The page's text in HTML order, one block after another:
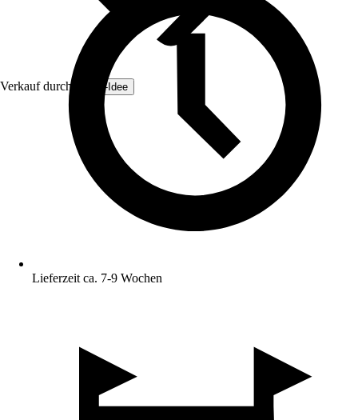
Verkauf durch: Zaun-Idee
Lieferzeit ca. 7-9 Wochen